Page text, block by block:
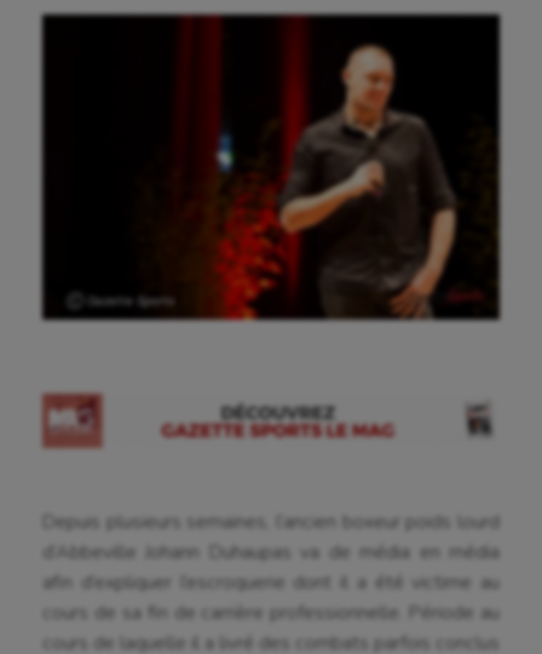
Ⓒ Gazette Sports
Depuis plusieurs semaines, l’ancien boxeur poids lourd
d’Abbeville Johann Duhaupas va de média en média
afin d’expliquer l’escroquerie dont il a été victime au
cours de sa fin de carrière professionnelle. Période au
cours de laquelle il a livré des combats parfois conclus